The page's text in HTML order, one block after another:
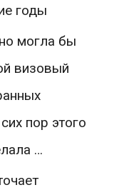
годы
могла бы
визовый
пор этого
…